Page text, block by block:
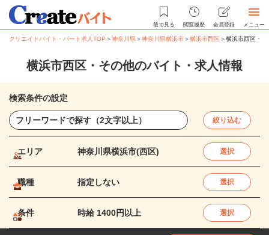
後で見る 閲覧履歴 会員登録 メニュー
クリエイトバイト・パート求人TOP ＞神奈川県＞神奈川県横浜市＞横浜市西区＞横浜市西区・
横浜市西区・その他のバイト・求人情報
検索条件の設定
絞り込む
エリア 神奈川県横浜市(西区) 選択
職種 指定しない 選択
条件 時給 1400円以上 選択